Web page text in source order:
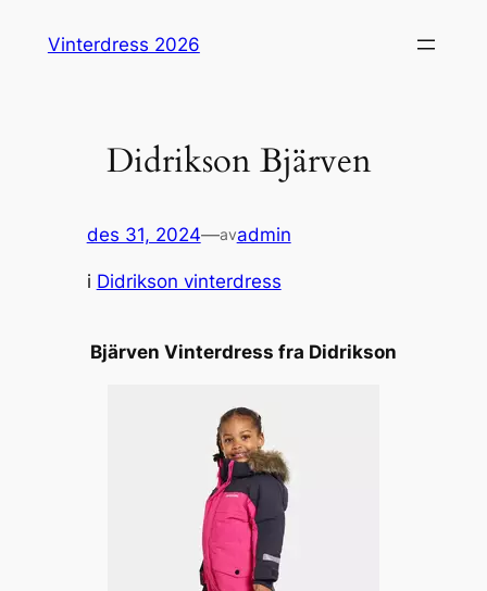
Vinterdress 2026
Didrikson Bjärven
des 31, 2024—avadmin
i Didrikson vinterdress
Bjärven Vinterdress fra Didrikson